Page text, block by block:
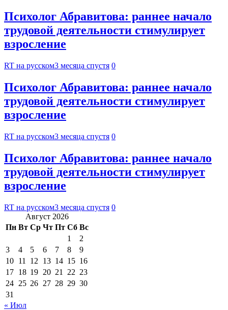
Психолог Абравитова: раннее начало
трудовой деятельности стимулирует
взросление
RT на русском3 месяца спустя 0
Психолог Абравитова: раннее начало
трудовой деятельности стимулирует
взросление
RT на русском3 месяца спустя 0
Психолог Абравитова: раннее начало
трудовой деятельности стимулирует
взросление
RT на русском3 месяца спустя 0
Август 2026
Пн Вт Ср Чт Пт Сб Вс
1
2
3
4 5 6 7 8
9
10 11 12 13 14 15 16
17 18 19 20 21 22 23
24 25 26 27 28 29 30
31
« Июл